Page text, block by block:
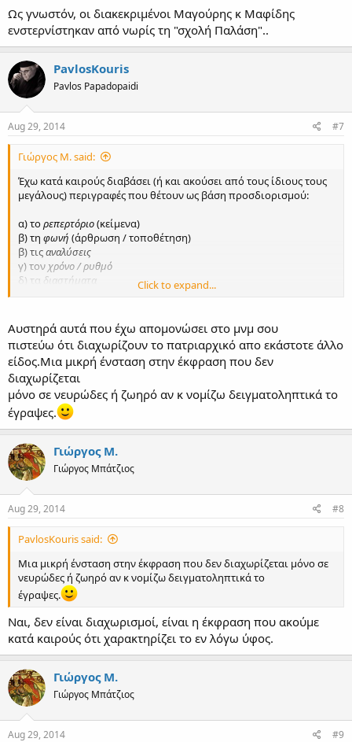
Ως γνωστόν, οι διακεκριμένοι Μαγούρης κ Μαφίδης
ενστερνίστηκαν από νωρίς τη "σχολή Παλάση"..
PavlosKouris
Pavlos Papadopaidi
Aug 29, 2014 #7
Γιώργος Μ. said:
Έχω κατά καιρούς διαβάσει (ή και ακούσει από τους ίδιους τους
μεγάλους) περιγραφές που θέτουν ως βάση προσδιορισμού:
α) τορεπερτόριο(κείμενα)
β) τη φωνή (άρθρωση / τοποθέτηση)
β) τιςαναλύσεις
γ) τον χρόνο / ρυθμό
δ) τα διαστήματα
Click to expand...
Αυστηρά αυτά που έχω απομονώσει στο μνμ σου
πιστεύω ότι διαχωρίζουν το πατριαρχικό απο εκάστοτε άλλο
είδος.Μια μικρή ένσταση στην έκφραση που δεν
διαχωρίζεται
μόνο σε νευρώδες ή ζωηρό αν κ νομίζω δειγματοληπτικά το
έγραψες.
Γιώργος Μ.
Γιώργος Μπάτζιος
Aug 29, 2014 #8
PavlosKouris said:
Μια μικρή ένσταση στην έκφραση που δεν διαχωρίζεται μόνο σε
νευρώδες ή ζωηρό αν κ νομίζω δειγματοληπτικά το
έγραψες.
Ναι, δεν είναι διαχωρισμοί, είναι η έκφραση που ακούμε
κατά καιρούς ότι χαρακτηρίζει το εν λόγω ύφος.
Γιώργος Μ.
Γιώργος Μπάτζιος
Aug 29, 2014 #9